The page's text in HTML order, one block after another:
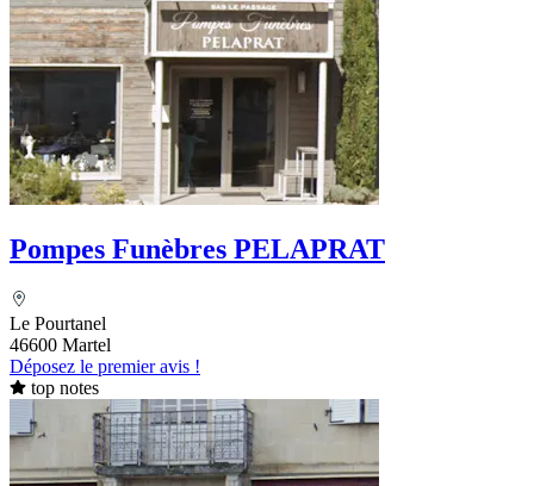
Pompes Funèbres PELAPRAT
Le Pourtanel
46600 Martel
Déposez le premier avis !
top notes